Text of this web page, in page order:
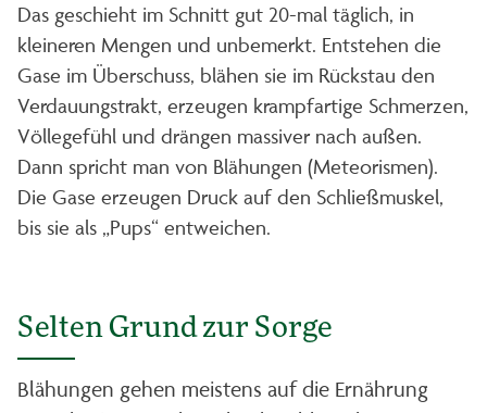
Das geschieht im Schnitt gut 20-mal täglich, in
kleineren Mengen und unbemerkt. Entstehen die
Gase im Überschuss, blähen sie im Rückstau den
Verdauungstrakt, erzeugen krampfartige Schmerzen,
Völlegefühl und drängen massiver nach außen.
Dann spricht man von Blähungen (Meteorismen).
Die Gase erzeugen Druck auf den Schließmuskel,
bis sie als „Pups“ entweichen.
Selten Grund zur Sorge
Blähungen gehen meistens auf die Ernährung